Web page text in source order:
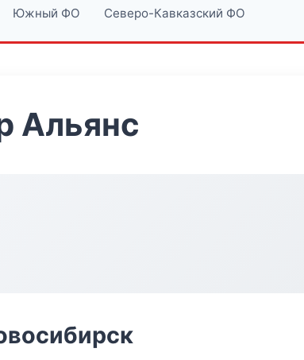
Южный ФО Северо-Кавказский ФО
Альянс